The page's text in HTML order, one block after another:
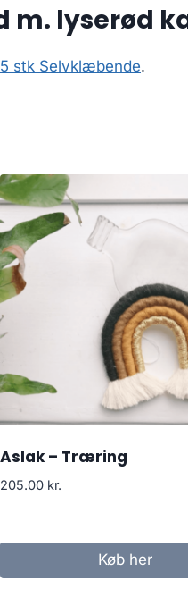
lyserød
stk Selvklæbende.
Aslak – Træring
205.00 kr.
Køb her